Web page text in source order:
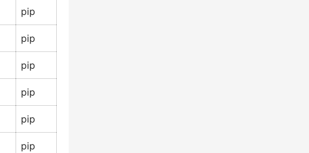
pip
pip
pip
pip
pip
pip